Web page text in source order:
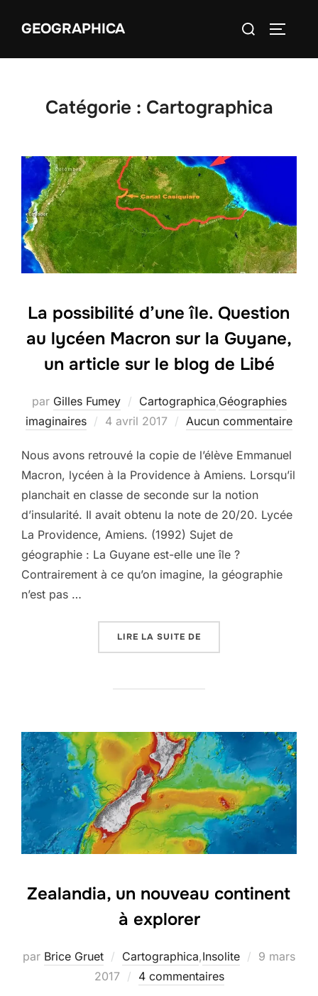
GEOGRAPHICA Rechercher :
Catégorie : Cartographica
La possibilité d’une île. Question
au lycéen Macron sur la Guyane,
un article sur le blog de Libé
par Gilles Fumey Cartographica,Géographies
imaginaires
Publié
4 avril 2017 Aucun commentaire
Nous avons retrouvé la copie de l’élève Emmanuel
Macron, lycéen à la Providence à Amiens. Lorsqu’il
planchait en classe de seconde sur la notion
d’insularité. Il avait obtenu la note de 20/20. Lycée
La Providence, Amiens. (1992) Sujet de
géographie : La Guyane est-elle une île ?
Contrairement à ce qu’on imagine, la géographie
n’est pas …
LIRE LA SUITE DE
Zealandia, un nouveau continent
à explorer
par Brice Gruet Cartographica,Insolite
Publié
9 mars
2017
4 commentaires